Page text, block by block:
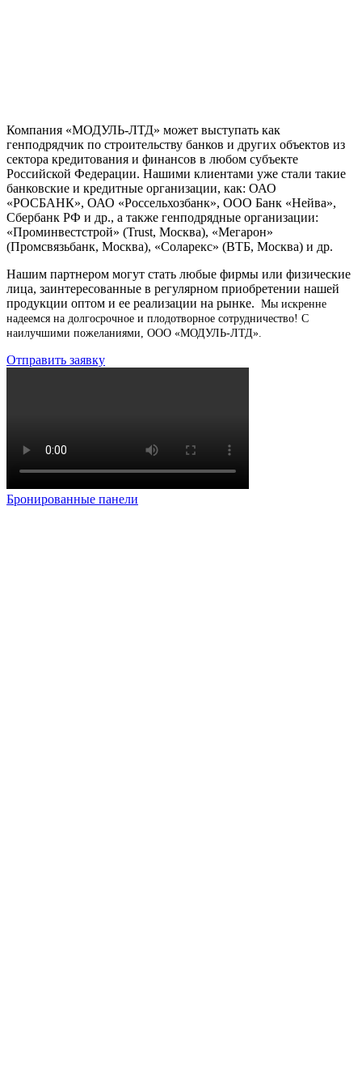
Компания «МОДУЛЬ-ЛТД» может выступать как
генподрядчик по строительству банков и других объектов из
сектора кредитования и финансов в любом субъекте
Российской Федерации. Нашими клиентами уже стали такие
банковские и кредитные организации, как: ОАО
«РОСБАНК», ОАО «Россельхозбанк», ООО Банк «Нейва»,
Сбербанк РФ и др., а также генподрядные организации:
«Проминвестстрой» (Trust, Москва), «Мегарон»
(Промсвязьбанк, Москва), «Соларекс» (ВТБ, Москва) и др.
Нашим партнером могут стать любые фирмы или физические
лица, заинтересованные в регулярном приобретении нашей
продукции оптом и ее реализации на рынке. Мы искренне
надеемся на долгосрочное и плодотворное сотрудничество! С
наилучшими пожеланиями, ООО «МОДУЛЬ-ЛТД».
Отправить заявку
Бронированные панели